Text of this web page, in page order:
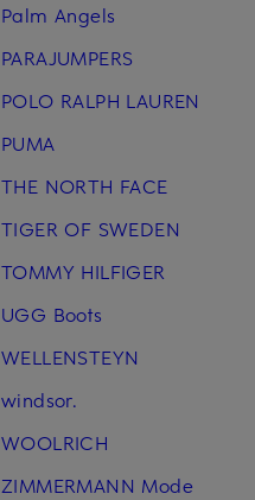
Palm Angels
PARAJUMPERS
POLO RALPH LAUREN
PUMA
THE NORTH FACE
TIGER OF SWEDEN
TOMMY HILFIGER
UGG Boots
WELLENSTEYN
windsor.
WOOLRICH
ZIMMERMANN Mode